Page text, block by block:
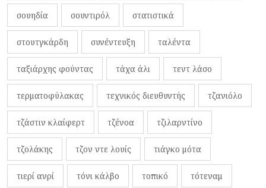
σουηδία σουντιρόλ στατιστικά
στουτγκάρδη συνέντευξη ταλέντα
ταξιάρχης φούντας τάχα άλι τεντ λάσο
τερματοφύλακας τεχνικός διευθυντής τζανιόλο
τζάστιν κλαίφερτ τζένοα τζιλαρντίνο
τζολάκης τζον ντε λουίς τιάγκο μότα
τιερί ανρί τόνι κάλβο τοπικό τότεναμ